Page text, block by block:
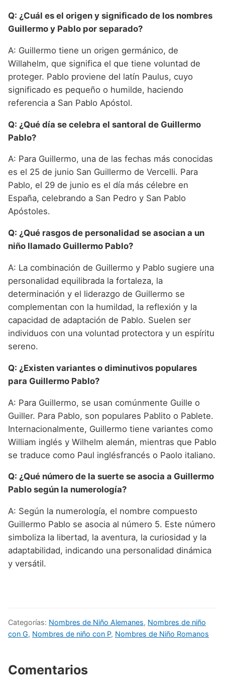
Q: ¿Cuál es el origen y significado de los nombres
Guillermo y Pablo por separado?
A: Guillermo tiene un origen germánico, de
Willahelm, que significa el que tiene voluntad de
proteger. Pablo proviene del latín Paulus, cuyo
significado es pequeño o humilde, haciendo
referencia a San Pablo Apóstol.
Q: ¿Qué día se celebra el santoral de Guillermo
Pablo?
A: Para Guillermo, una de las fechas más conocidas
es el 25 de junio San Guillermo de Vercelli. Para
Pablo, el 29 de junio es el día más célebre en
España, celebrando a San Pedro y San Pablo
Apóstoles.
Q: ¿Qué rasgos de personalidad se asocian a un
niño llamado Guillermo Pablo?
A: La combinación de Guillermo y Pablo sugiere una
personalidad equilibrada la fortaleza, la
determinación y el liderazgo de Guillermo se
complementan con la humildad, la reflexión y la
capacidad de adaptación de Pablo. Suelen ser
individuos con una voluntad protectora y un espíritu
sereno.
Q: ¿Existen variantes o diminutivos populares
para Guillermo Pablo?
A: Para Guillermo, se usan comúnmente Guille o
Guiller. Para Pablo, son populares Pablito o Pablete.
Internacionalmente, Guillermo tiene variantes como
William inglés y Wilhelm alemán, mientras que Pablo
se traduce como Paul inglésfrancés o Paolo italiano.
Q: ¿Qué número de la suerte se asocia a Guillermo
Pablo según la numerología?
A: Según la numerología, el nombre compuesto
Guillermo Pablo se asocia al número 5. Este número
simboliza la libertad, la aventura, la curiosidad y la
adaptabilidad, indicando una personalidad dinámica
y versátil.
Categorías: Nombres de Niño Alemanes, Nombres de niño
con G, Nombres de niño con P, Nombres de Niño Romanos
Comentarios